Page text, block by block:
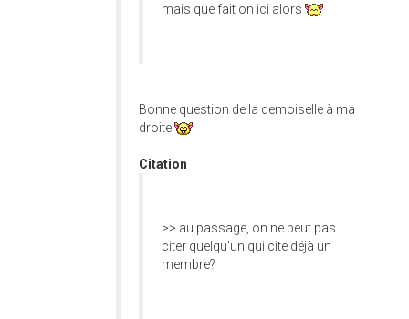
mais que fait on ici alors
Bonne question de la demoiselle à ma
droite
Citation
>> au passage, on ne peut pas
citer quelqu'un qui cite déjà un
membre?